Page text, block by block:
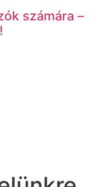
számára –